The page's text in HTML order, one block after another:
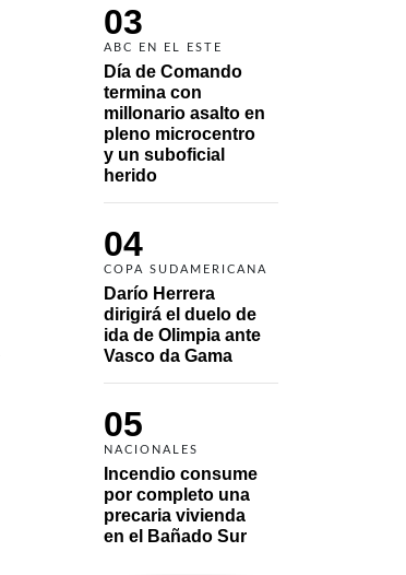
03
ABC EN EL ESTE
Día de Comando
termina con
millonario asalto en
pleno microcentro
y un suboficial
herido
04
COPA SUDAMERICANA
Darío Herrera
dirigirá el duelo de
ida de Olimpia ante
Vasco da Gama
05
NACIONALES
Incendio consume
por completo una
precaria vivienda
en el Bañado Sur